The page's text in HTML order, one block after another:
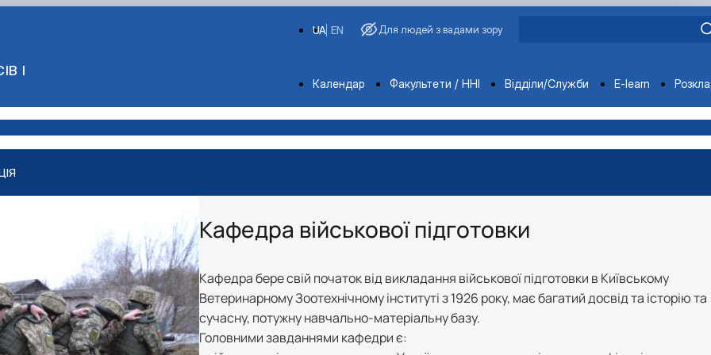
І
EN
UA Для людей з вадами зору
Departments
Календар Факультети / ННІ Відділи/Служби E-learn
Кафедра військової підготовки
Кафедра бере свій початок від викладання військової підготовки в Київському
Ветеринарному Зоотехнічному інституті з 1926 року, має багатий досвід та історію та
сучасну, потужну навчально-матеріальну базу.
Головними завданнями кафедри є: